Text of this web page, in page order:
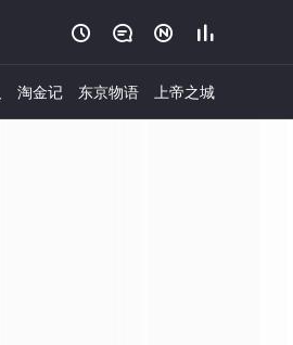
   
淘金记 东京物语 上帝之城